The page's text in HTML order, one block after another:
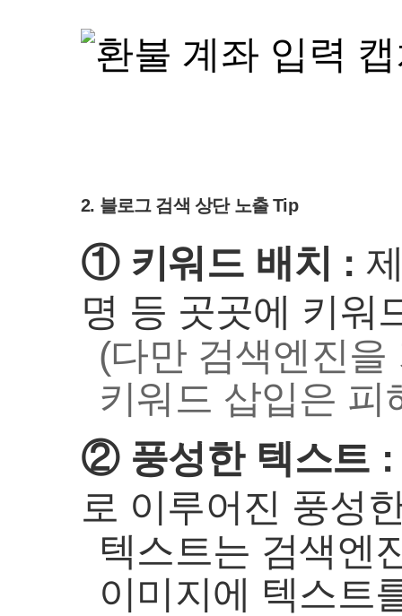
2. 블로그 검색 상단 노출 Tip
① 키워드 배치 :
명 등 곳곳에 키워
(다만 검색엔진
키워드 삽입은 피
② 풍성한 텍스트 :
로 이루어진 풍성
텍스트는 검색엔
이미지에 텍스트